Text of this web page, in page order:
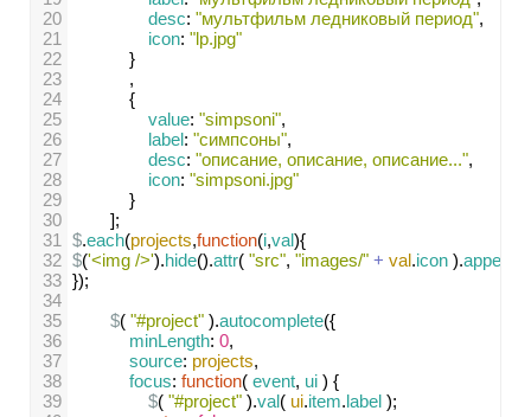
20
desc: "мультфильм ледниковый период",
21
icon: "lp.jpg"
22
}
23
,
24
{
25
value: "simpsoni",
26
label: "симпсоны",
27
desc: "описание, описание, описание...",
28
icon: "simpsoni.jpg"
29
}
30
];
31
$.each(projects,function(i,val){
32 $('<img />').hide().attr( "src", "images/" + val.icon ).
33 });
34
35
$( "#project" ).autocomplete({
36
minLength: 0,
37
source: projects,
38
focus: function( event, ui ) {
39
$( "#project" ).val( ui.item.label );